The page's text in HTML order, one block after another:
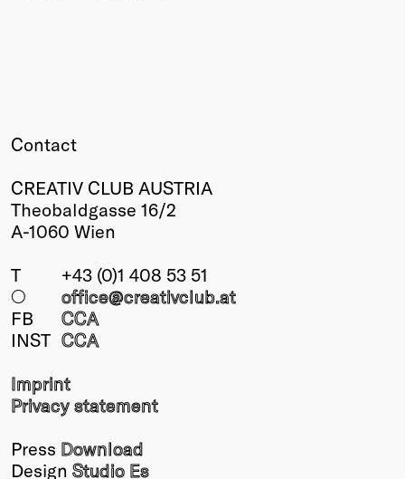
Contact
CREATIV CLUB AUSTRIA
Theobaldgasse 16/2
A-1060 Wien
T
+43 (0)1 408 53 51
○
office@creativclub.at
FB
CCA
INST CCA
Imprint
Privacy statement
Press Download
Design Studio Es